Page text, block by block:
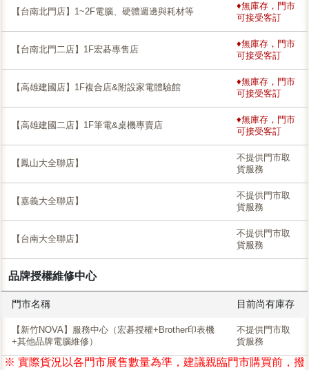
【台南北門店】1~2F電腦、硬體週邊與耗材等
♦無庫存，門市
可接受客訂
【台南北門二店】1F宏碁專售店
♦無庫存，門市
可接受客訂
【高雄建國店】1F複合店&附設家電體驗館
♦無庫存，門市
可接受客訂
【高雄建國二店】1F筆電&桌機專賣店
♦無庫存，門市
可接受客訂
【鳳山大全聯店】
不提供門市取
貨服務
【嘉義大全聯店】
不提供門市取
貨服務
【台南大全聯店】
不提供門市取
貨服務
品牌授權維修中心
門市名稱 目前尚有庫存
【新竹NOVA】服務中心（宏碁授權+Brother印表機
+其他品牌電腦維修）
不提供門市取
貨服務
※ 實際貨況以各門市展售數量為準，建議親臨門市購買前，撥